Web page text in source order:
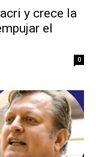
y crece la
el
0